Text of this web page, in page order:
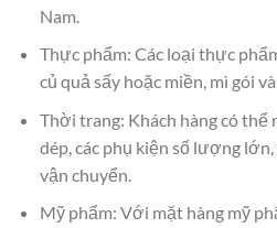
Nam.
Thực phẩm: Các loại thực
củ quả sấy hoặc miền, mì gói
Thời trang: Khách hàng có thể
dép, các phụ kiện số lượng
vận chuyển.
Mỹ phẩm: Với mặt hàng mỹ